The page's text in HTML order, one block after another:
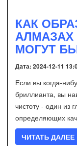
КАК
МОГУТ
Дата: 2024-12-11
Если вы когда-
бриллианта, вы
чистоту - один из
определяющих
ЧИТАТЬ ДАЛЕЕ